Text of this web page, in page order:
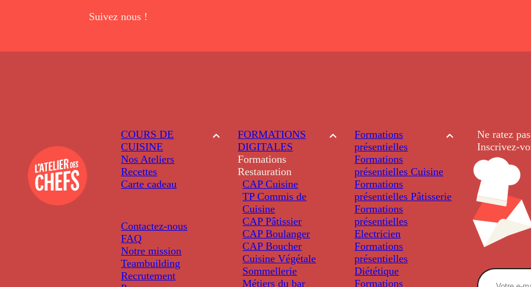
Suivez nous !
COURS DE
CUISINE
Nos Ateliers
Recettes
Carte cadeau
Contactez-nous
FAQ
Notre mission
Teambuilding
Recrutement
FORMATIONS
DIGITALES
Formations
Restauration
CAP Cuisine
TP Commis de
Cuisine
CAP Pâtissier
CAP Boulanger
CAP Boucher
Cuisine Végétale
Sommellerie
Métiers du bar
Formations
présentielles
Formations
présentielles Cuisine
Formations
présentielles Pâtisserie
Formations
présentielles
Electricien
Formations
présentielles
Diététique
Formations
Ne ratez
Inscrivez-